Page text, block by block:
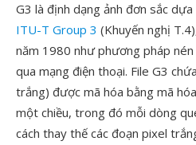
G3 là định dạng ảnh đơn sắc
ITU-T Group 3 (Khuyến nghị
năm 1980 như phương pháp
qua mạng điện thoại. File G3
trắng) được mã hóa bằng mã
một chiều, trong đó mỗi dòng
cách thay thế các đoạn pixel